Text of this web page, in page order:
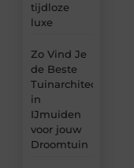
tijdloze
luxe
Zo Vind Je
de Beste
Tuinarchitect
in
IJmuiden
voor jouw
Droomtuin